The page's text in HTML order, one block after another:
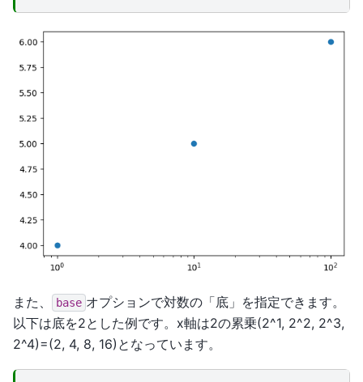
また、 base オプションで対数の「底」を指定できます。
以下は底を2とした例です。x軸は2の累乗(2^1, 2^2, 2^3,
2^4)=(2, 4, 8, 16)となっています。